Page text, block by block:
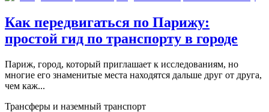
Как передвигаться по Парижу:
простой гид по транспорту в городе
Париж, город, который приглашает к исследованиям, но
многие его знаменитые места находятся дальше друг от друга,
чем каж...
Трансферы и наземный транспорт